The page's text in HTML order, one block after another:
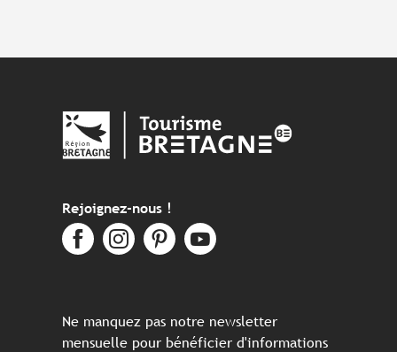
Rejoignez-nous !
Ne manquez pas notre newsletter
mensuelle pour bénéficier d'informations